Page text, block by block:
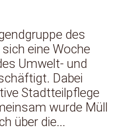
des
eine Woche
Umwelt- und
Dabei
Stadtteilpflege
wurde Müll
über die...